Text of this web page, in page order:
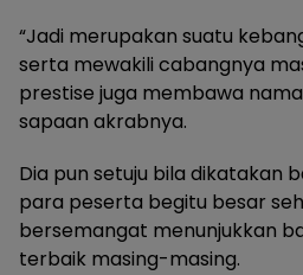
“Jadi merupakan suatu
serta mewakili cabangnya
prestise juga membawa
sapaan akrabnya.
Dia pun setuju bila dikatakan
para peserta begitu besar
bersemangat menunjukkan
terbaik masing-masing.